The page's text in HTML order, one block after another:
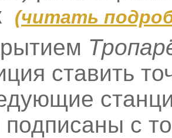
(читать
ставить
с